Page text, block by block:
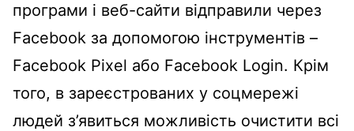
програми і веб-сайти відправили через
Facebook за допомогою інструментів –
Facebook Pixel або Facebook Login. Крім
того, в зареєстрованих у соцмережі
людей з’явиться можливість очистити всі